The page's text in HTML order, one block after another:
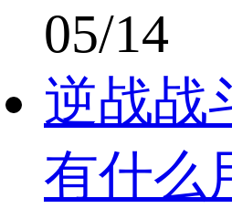
05/14
逆战战
有什么